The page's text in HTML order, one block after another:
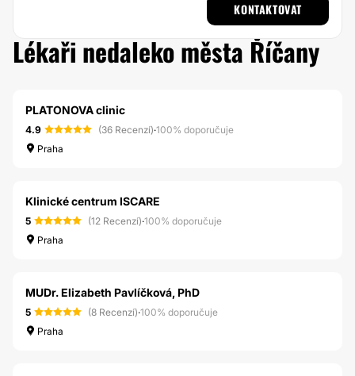
KONTAKTOVAT
Lékaři nedaleko města Říčany
PLATONOVA clinic
4.9 (36 Recenzí)·100% doporučuje
Praha
Klinické centrum ISCARE
5 (12 Recenzí)·100% doporučuje
Praha
MUDr. Elizabeth Pavlíčková, PhD
5 (8 Recenzí)·100% doporučuje
Praha